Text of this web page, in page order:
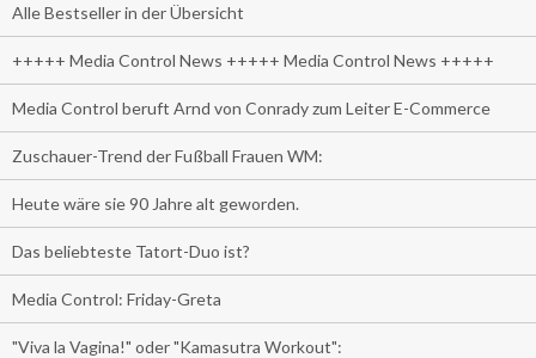
Alle Bestseller in der Übersicht
+++++ Media Control News +++++ Media Control News +++++
Media Control beruft Arnd von Conrady zum Leiter E-Commerce
Zuschauer-Trend der Fußball Frauen WM:
Heute wäre sie 90 Jahre alt geworden.
Das beliebteste Tatort-Duo ist?
Media Control: Friday-Greta
"Viva la Vagina!" oder "Kamasutra Workout":